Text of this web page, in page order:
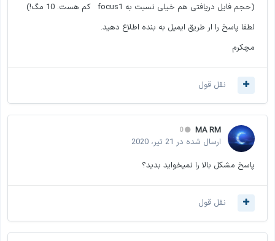
(حجم فایل دریافتی هم خیلی نسبت به focus1 کم هست. 10 مگ!)
لطفا پاسخ را ار طریق ایمیل به بنده اطلاع دهید.
مچکرم
نقل قول
MA RM
0
ارسال شده در 21 تیر، 2020
پاسخ مشکل بالا را نمیخواید بدید؟
نقل قول